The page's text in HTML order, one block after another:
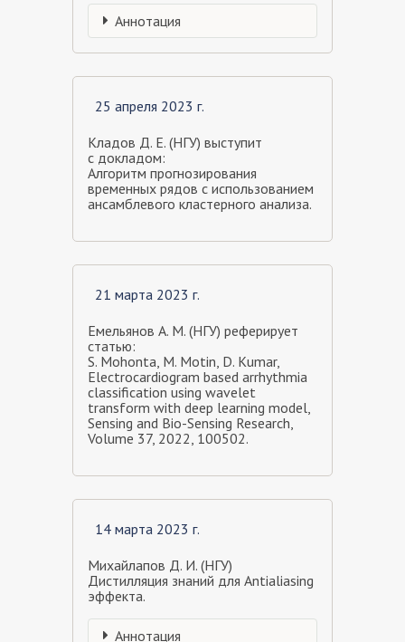
Аннотация
25 апреля 2023 г.
Кладов Д. Е. (НГУ) выступит
с докладом:
Алгоритм прогнозирования
временных рядов с использованием
ансамблевого кластерного анализа.
21 марта 2023 г.
Емельянов А. М. (НГУ) реферирует
статью:
S. Mohonta, M. Motin, D. Kumar,
Electrocardiogram based arrhythmia
classification using wavelet
transform with deep learning model,
Sensing and Bio-Sensing Research,
Volume 37, 2022, 100502.
14 марта 2023 г.
Михайлапов Д. И. (НГУ)
Дистилляция знаний для Antialiasing
эффекта.
Аннотация